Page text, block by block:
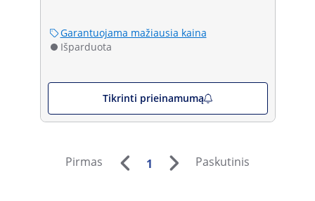
Garantuojama mažiausia kaina
Išparduota
Tikrinti prieinamumą
Pirmas 1 Paskutinis